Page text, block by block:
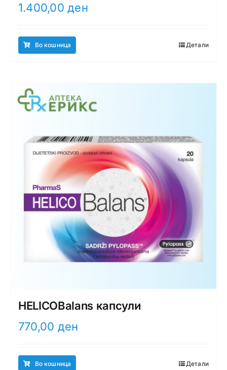
1.400,00ден
Во кошница Детали
HELICOBalans капсули
770,00 ден
Во кошница Детали